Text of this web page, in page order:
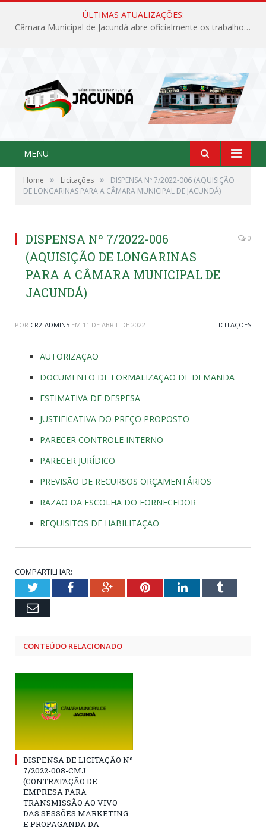
ÚLTIMAS ATUALIZAÇÕES:
Câmara Municipal de Jacundá abre oficialmente os trabalhos legislativos de 2026
MENU
Home » Licitações »
DISPENSA Nº 7/2022-006 (AQUISIÇÃO
DE LONGARINAS PARA A CÂMARA MUNICIPAL DE JACUNDÁ)
DISPENSA Nº 7/2022-006
(AQUISIÇÃO DE LONGARINAS
PARA A CÂMARA MUNICIPAL DE
JACUNDÁ)
0
POR CR2-ADMIN5 EM 11 DE ABRIL DE 2022 LICITAÇÕES
AUTORIZAÇÃO
DOCUMENTO DE FORMALIZAÇÃO DE DEMANDA
ESTIMATIVA DE DESPESA
JUSTIFICATIVA DO PREÇO PROPOSTO
PARECER CONTROLE INTERNO
PARECER JURÍDICO
PREVISÃO DE RECURSOS ORÇAMENTÁRIOS
RAZÃO DA ESCOLHA DO FORNECEDOR
REQUISITOS DE HABILITAÇÃO
COMPARTILHAR:
TwitterFacebookGoogle+PinterestLinkedInTumblr
Email
CONTEÚDO RELACIONADO
DISPENSA DE LICITAÇÃO Nº
7/2022-008-CMJ
(CONTRATAÇÃO DE
EMPRESA PARA
TRANSMISSÃO AO VIVO
DAS SESSÕES MARKETING
E PROPAGANDA DA